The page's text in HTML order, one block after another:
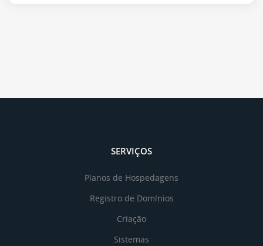
SERVIÇOS
Planos de Hospedagens
Registro de Domínios
Criação
Sistemas